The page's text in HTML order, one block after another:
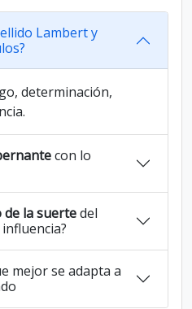
Lambert y
determinación,
con lo
de la suertedel
mejor se adapta a